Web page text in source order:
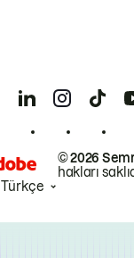
© 2026
hakları
Türkçe